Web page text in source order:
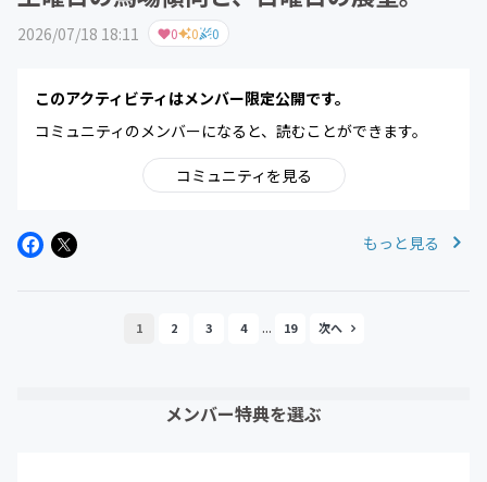
2026/07/18 18:11 0 0 0
このアクティビティはメンバー限定公開です。
コミュニティのメンバーになると、読むことができます。
コミュニティを見る
もっと見る
1 2 3 4 ... 19
メンバー特典を選ぶ